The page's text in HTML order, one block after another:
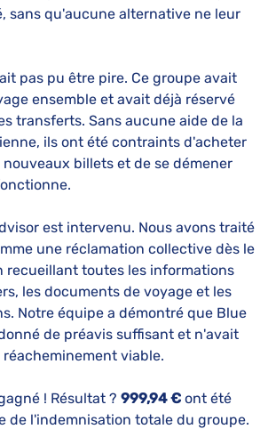
sans qu'aucune alternative ne leur
pas pu être pire. Ce groupe avait
ensemble et avait déjà réservé
transferts. Sans aucune aide de la
ils ont été contraints d'acheter
billets et de se démener
est intervenu. Nous avons traité
une réclamation collective dès le
recueillant toutes les informations
les documents de voyage et les
Notre équipe a démontré que Blue
de préavis suffisant et n'avait
viable.
! Résultat ? 999,94 € ont été
de l'indemnisation totale du groupe.